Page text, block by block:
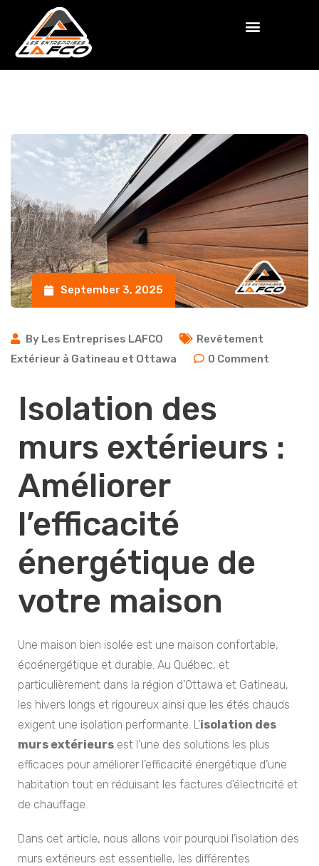
September 3, 2025
By Les Entreprises LAFCO
Revêtement
Extérieur à Gatineau et Ottawa
0 Comment
Isolation des
murs extérieurs :
Améliorer
l’efficacité
énergétique de
votre maison
Une maison bien isolée est une maison confortable,
écoénergétique et durable. Au Québec, et
particulièrement dans la région d’Ottawa et Gatineau,
les hivers longs et rigoureux ainsi que les étés chauds
exigent une isolation performante. L’isolation des
murs extérieurs est l’une des solutions les plus
efficaces pour améliorer l’efficacité énergétique d’une
habitation tout en réduisant les factures d’électricité et
de chauffage.
Dans cet article, nous allons voir pourquoi l’isolation des
murs extérieurs est essentielle, les différentes